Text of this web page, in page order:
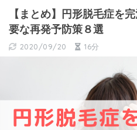
【まとめ】円形脱毛症を
要な再発予防策８選
2020/09/20 16分